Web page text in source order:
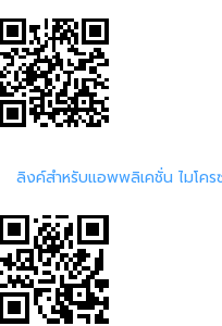
ลิงค์สำหรับแอพพลิเคชั่น ไมโ